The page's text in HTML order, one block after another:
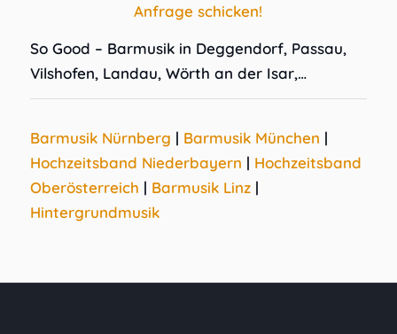
Anfrage schicken!
So Good – Barmusik in Deggendorf, Passau,
Vilshofen, Landau, Wörth an der Isar,…
Barmusik Nürnberg | Barmusik München |
Hochzeitsband Niederbayern | Hochzeitsband
Oberösterreich | Barmusik Linz|
Hintergrundmusik